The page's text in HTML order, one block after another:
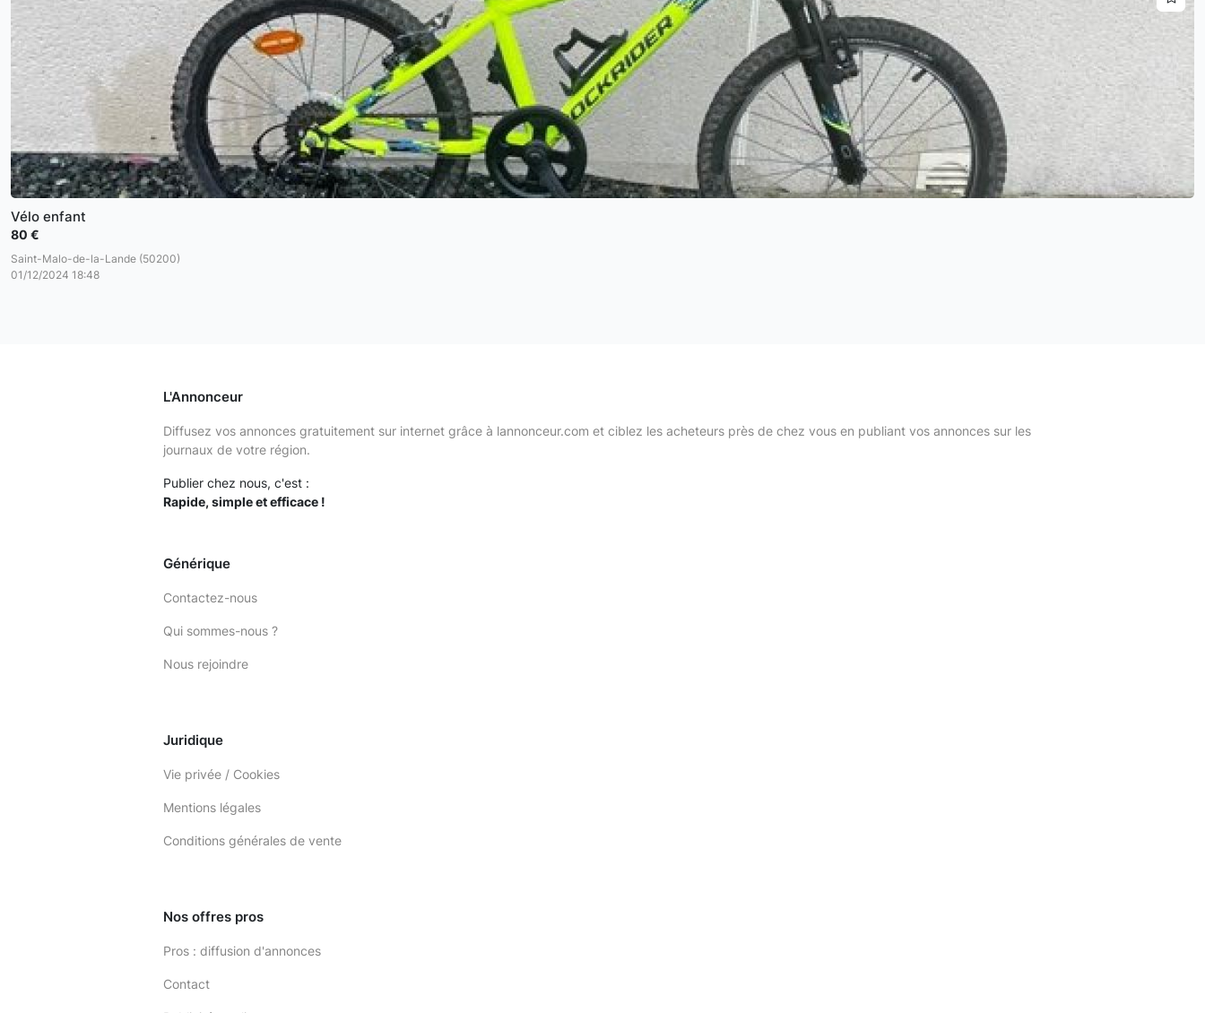
Vélo enfant
80 €
Saint-Malo-de-la-Lande (50200)
01/12/2024 18:48
L'Annonceur
Diffusez vos annonces gratuitement sur internet grâce à lannonceur.com et ciblez les acheteurs près de chez vous en publiant vos annonces sur les
journaux de votre région.
Publier chez nous, c'est :
Rapide, simple et efficace !
Générique
Contactez-nous
Qui sommes-nous ?
Nous rejoindre
Juridique
Vie privée / Cookies
Mentions légales
Conditions générales de vente
Nos offres pros
Pros : diffusion d'annonces
Contact